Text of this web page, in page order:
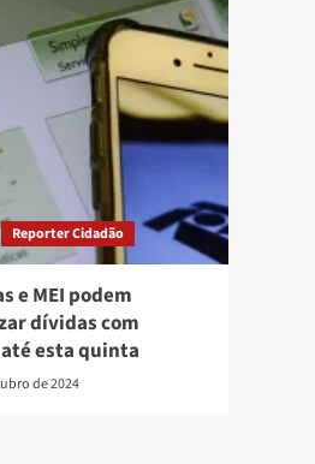
Reporter Cidadão
e MEI podem
dívidas com
esta quinta
de 2024